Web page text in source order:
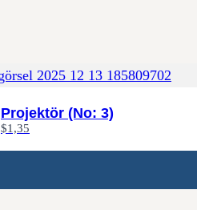
Projektör (No: 3)
$1,35